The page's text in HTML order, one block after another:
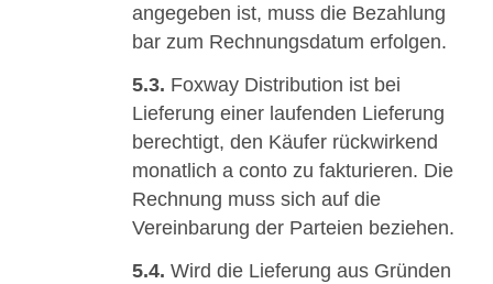
angegeben ist, muss die Bezahlung
bar zum Rechnungsdatum erfolgen.
5.3. Foxway Distribution ist bei
Lieferung einer laufenden Lieferung
berechtigt, den Käufer rückwirkend
monatlich a conto zu fakturieren. Die
Rechnung muss sich auf die
Vereinbarung der Parteien beziehen.
5.4. Wird die Lieferung aus Gründen